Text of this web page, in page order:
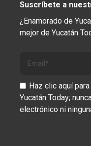
Suscríbete a
¿Enamorado de
mejor de Yucatán
Haz clic aquí
Yucatán Today;
electrónico ni